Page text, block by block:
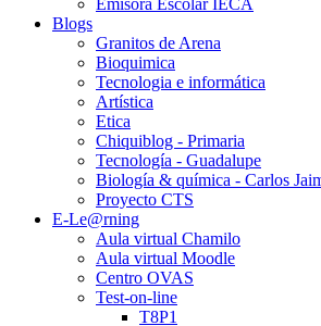
Blogs
Granitos de Arena
Bioquimica
Tecnologia e informática
Artística
Etica
Chiquiblog - Primaria
Tecnología - Guadalupe
Biología & química - Carlos
Proyecto CTS
E-Le@rning
Aula virtual Chamilo
Aula virtual Moodle
Centro OVAS
Test-on-line
T8P1